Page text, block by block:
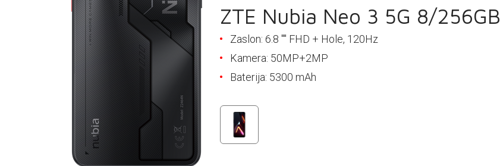
TELEFONSKI IMENIK
ZTE Nubia Neo 3 5G 8/256GB
Zaslon: 6.8 '''' FHD + Hole, 120Hz
Kamera: 50MP+2MP
Baterija: 5300 mAh